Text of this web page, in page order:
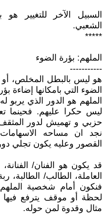
السبيل الآخر للتغيير
الشعبي.
*****
الملهم: بؤرة الضوء
-----------
هو ليس بالبطل المخلص، أو
الضوء التي بامكانها إضاءة
الملهم هو الدور الذي
ليس حكرا عليهم. فحينما
حزبي و تهميش لدور
نجد ان مساحه
القصور وعليه يكون تجلي
قد يكون هو الفنان/
العاملة، الطالب/ الطالبة،
فنكون أمام شخصية
لحظة أو موقف يترفع فيها
مثال وقدوة لمن حوله.